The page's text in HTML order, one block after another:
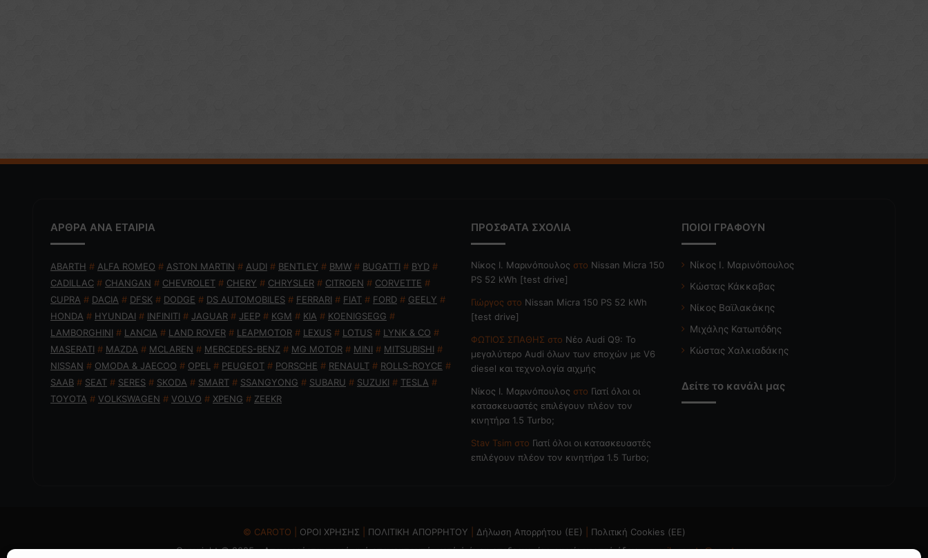
ΑΡΘΡΑ ΑΝΑ ΕΤΑΙΡΙΑ
ABARTH # ALFA ROMEO # ASTON MARTIN # AUDI # BENTLEY # BMW # BUGATTI # BYD #
CADILLAC # CHANGAN # CHEVROLET # CHERY # CHRYSLER # CITROEN # CORVETTE #
CUPRA # DACIA # DFSK # DODGE # DS AUTOMOBILES # FERRARI # FIAT # FORD # GEELY #
HONDA # HYUNDAI # INFINITI # JAGUAR # JEEP # KGM # KIA # KOENIGSEGG #
LAMBORGHINI # LANCIA # LAND ROVER # LEAPMOTOR # LEXUS # LOTUS # LYNK & CO #
MASERATI # MAZDA # MCLAREN # MERCEDES-BENZ # MG MOTOR # MINI # MITSUBISHI #
NISSAN # OMODA & JAECOO # OPEL # PEUGEOT # PORSCHE # RENAULT # ROLLS-ROYCE #
SAAB # SEAT # SERES # SKODA # SMART # SSANGYONG # SUBARU # SUZUKI # TESLA #
TOYOTA # VOLKSWAGEN # VOLVO # XPENG # ZEEKR
ΠΡΟΣΦΑΤΑ ΣΧΟΛΙΑ
Nίκος Ι. Mαρινόπουλος στο Nissan Micra 150
PS 52 kWh [test drive]
Γιώργος στο Nissan Micra 150 PS 52 kWh
[test drive]
ΦΩΤΙΟΣ ΣΠΑΘΗΣ στο Νέο Audi Q9: Το
μεγαλύτερο Audi όλων των εποχών με V6
diesel και τεχνολογία αιχμής
Nίκος Ι. Mαρινόπουλος στο Γιατί όλοι οι
κατασκευαστές επιλέγουν πλέον τον
κινητήρα 1.5 Turbo;
Stav Tsim στο Γιατί όλοι οι κατασκευαστές
επιλέγουν πλέον τον κινητήρα 1.5 Turbo;
ΠΟΙΟΙ ΓΡΑΦΟΥΝ
Νίκος Ι. Μαρινόπουλος
Κώστας Κάκκαβας
Νίκος Βαϊλακάκης
Μιχάλης Κατωπόδης
Κώστας Χαλκιαδάκης
Δείτε το κανάλι μας
© CAROTO | ΟΡΟΙ ΧΡΗΣΗΣ ΠΟΛΙΤΙΚΗ ΑΠΟΡΡΗΤΟΥ Δήλωση Απορρήτου (ΕΕ)
Πολιτική Cookies (ΕΕ)
Copyright © 2025 - Απαγορεύεται η χρήση ή επανεκπομπή, μετά ή άνευ επεξεργασίας, χωρίς γραπτή άδεια- email: caroto@caroto.gr